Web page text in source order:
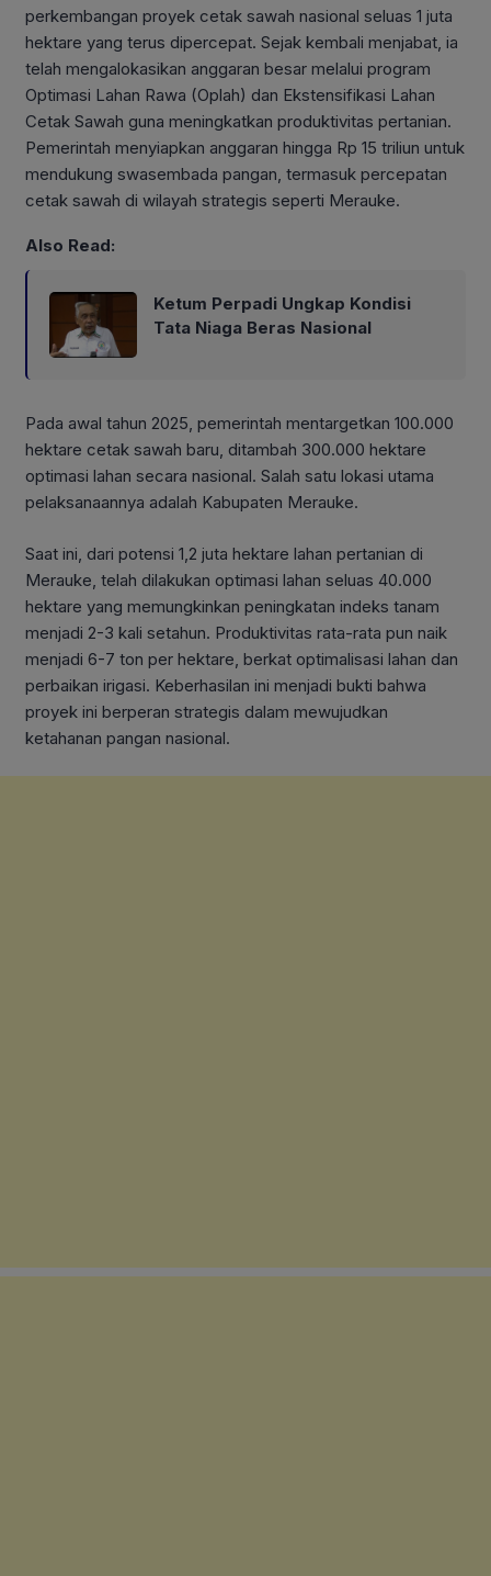
perkembangan proyek cetak sawah nasional seluas 1 juta
hektare yang terus dipercepat. Sejak kembali menjabat, ia
telah mengalokasikan anggaran besar melalui program
Optimasi Lahan Rawa (Oplah) dan Ekstensifikasi Lahan
Cetak Sawah guna meningkatkan produktivitas pertanian.
Pemerintah menyiapkan anggaran hingga Rp 15 triliun untuk
mendukung swasembada pangan, termasuk percepatan
cetak sawah di wilayah strategis seperti Merauke.
Also Read:
Ketum Perpadi Ungkap Kondisi
Tata Niaga Beras Nasional
Pada awal tahun 2025, pemerintah mentargetkan 100.000
hektare cetak sawah baru, ditambah 300.000 hektare
optimasi lahan secara nasional. Salah satu lokasi utama
pelaksanaannya adalah Kabupaten Merauke.
Saat ini, dari potensi 1,2 juta hektare lahan pertanian di
Merauke, telah dilakukan optimasi lahan seluas 40.000
hektare yang memungkinkan peningkatan indeks tanam
menjadi 2-3 kali setahun. Produktivitas rata-rata pun naik
menjadi 6-7 ton per hektare, berkat optimalisasi lahan dan
perbaikan irigasi. Keberhasilan ini menjadi bukti bahwa
proyek ini berperan strategis dalam mewujudkan
ketahanan pangan nasional.